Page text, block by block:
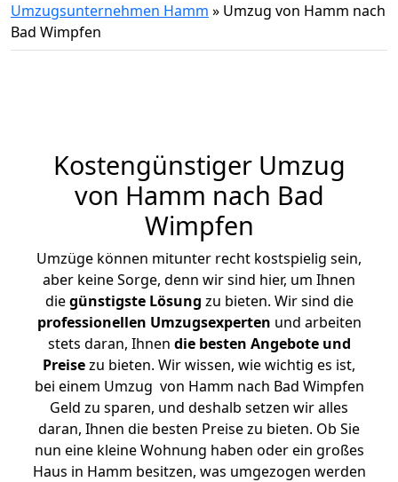
Umzugsunternehmen Hamm » Umzug von Hamm nach
Bad Wimpfen
Kostengünstiger Umzug
von Hamm nach Bad
Wimpfen
Umzüge können mitunter recht kostspielig sein,
aber keine Sorge, denn wir sind hier, um Ihnen
diegünstigste Lösung zu bieten. Wir sind die
professionellen Umzugsexperten und arbeiten
stets daran, Ihnen die besten Angebote und
Preisezu bieten. Wir wissen, wie wichtig es ist,
bei einem Umzug von Hamm nach Bad Wimpfen
Geld zu sparen, und deshalb setzen wir alles
daran, Ihnen die besten Preise zu bieten. Ob Sie
nun eine kleine Wohnung haben oder ein großes
Haus in Hamm besitzen, was umgezogen werden